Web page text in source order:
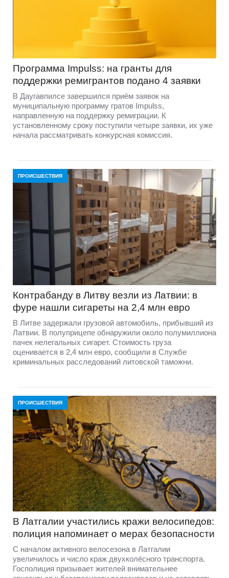
Программа Impulss: на гранты для
поддержки ремигрантов подано 4 заявки
В Даугавпилсе завершился приём заявок на
муниципальную программу гратов Impulss,
направленную на поддержку ремиграции. К
установленному сроку поступили четыре заявки, их уже
начала рассматривать конкурсная комиссия.
ПРОИСШЕСТВИЯ
Контрабанду в Литву везли из Латвии: в
фуре нашли сигареты на 2,4 млн евро
В Литве задержали грузовой автомобиль, прибывший из
Латвии. В полуприцепе обнаружили около полумиллиона
пачек нелегальных сигарет. Стоимость груза
оценивается в 2,4 млн евро, сообщили в Службе
криминальных расследований литовской таможни.
ПРОИСШЕСТВИЯ
В Латгалии участились кражи велосипедов:
полиция напоминает о мерах безопасности
С началом активного велосезона в Латгалии
увеличилось и число краж двухколёсного транспорта.
Госполиция призывает жителей внимательнее